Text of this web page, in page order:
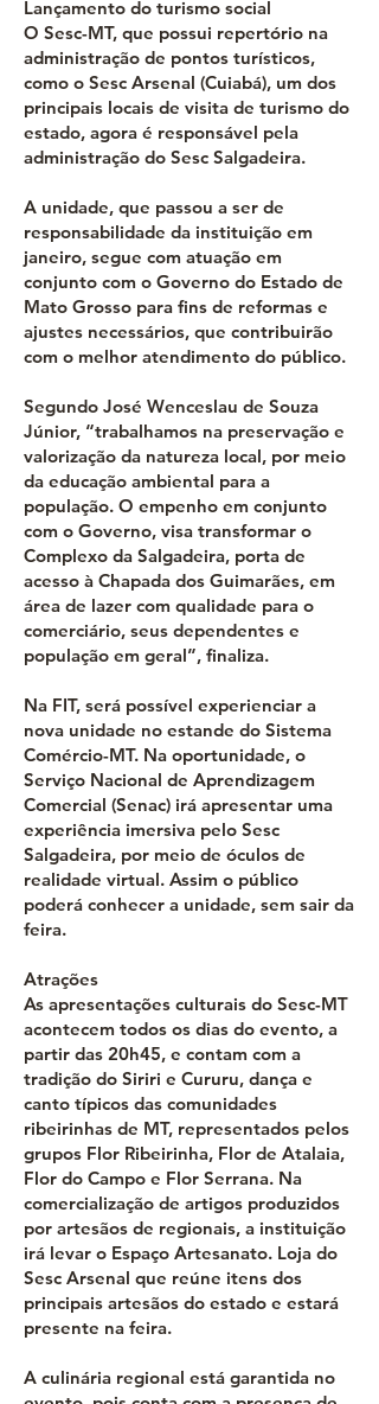
Lançamento do turismo social
O Sesc-MT, que possui repertório na
administração de pontos turísticos,
como o Sesc Arsenal (Cuiabá), um dos
principais locais de visita de turismo do
estado, agora é responsável pela
administração do Sesc Salgadeira.
A unidade, que passou a ser de
responsabilidade da instituição em
janeiro, segue com atuação em
conjunto com o Governo do Estado de
Mato Grosso para fins de reformas e
ajustes necessários, que contribuirão
com o melhor atendimento do público.
Segundo José Wenceslau de Souza
Júnior, “trabalhamos na preservação e
valorização da natureza local, por meio
da educação ambiental para a
população. O empenho em conjunto
com o Governo, visa transformar o
Complexo da Salgadeira, porta de
acesso à Chapada dos Guimarães, em
área de lazer com qualidade para o
comerciário, seus dependentes e
população em geral”, finaliza.
Na FIT, será possível experienciar a
nova unidade no estande do Sistema
Comércio-MT. Na oportunidade, o
Serviço Nacional de Aprendizagem
Comercial (Senac) irá apresentar uma
experiência imersiva pelo Sesc
Salgadeira, por meio de óculos de
realidade virtual. Assim o público
poderá conhecer a unidade, sem sair da
feira.
Atrações
As apresentações culturais do Sesc-MT
acontecem todos os dias do evento, a
partir das 20h45, e contam com a
tradição do Siriri e Cururu, dança e
canto típicos das comunidades
ribeirinhas de MT, representados pelos
grupos Flor Ribeirinha, Flor de Atalaia,
Flor do Campo e Flor Serrana. Na
comercialização de artigos produzidos
por artesãos de regionais, a instituição
irá levar o Espaço Artesanato. Loja do
Sesc Arsenal que reúne itens dos
principais artesãos do estado e estará
presente na feira.
A culinária regional está garantida no